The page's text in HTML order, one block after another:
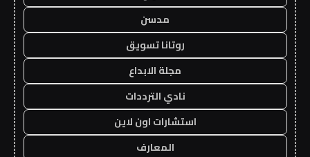
مدسن
روتانا تسويق
مجلة الابداع
نادي الترددات
استشارات اون لاين
المعارف